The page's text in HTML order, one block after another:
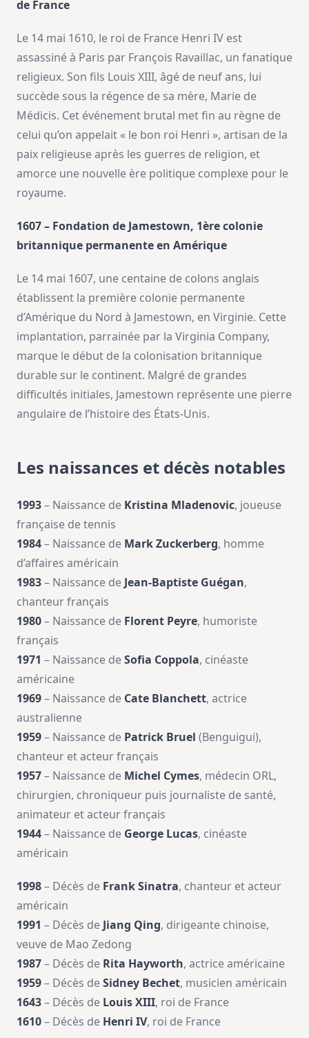
de France
Le 14 mai 1610, le roi de France Henri IV est
assassiné à Paris par François Ravaillac, un fanatique
religieux. Son fils Louis XIII, âgé de neuf ans, lui
succède sous la régence de sa mère, Marie de
Médicis. Cet événement brutal met fin au règne de
celui qu’on appelait « le bon roi Henri », artisan de la
paix religieuse après les guerres de religion, et
amorce une nouvelle ère politique complexe pour le
royaume.
1607 – Fondation de Jamestown, 1ère colonie
britannique permanente en Amérique
Le 14 mai 1607, une centaine de colons anglais
établissent la première colonie permanente
d’Amérique du Nord à Jamestown, en Virginie. Cette
implantation, parrainée par la Virginia Company,
marque le début de la colonisation britannique
durable sur le continent. Malgré de grandes
difficultés initiales, Jamestown représente une pierre
angulaire de l’histoire des États-Unis.
Les naissances et décès notables
1993– Naissance de Kristina Mladenovic, joueuse
française de tennis
1984– Naissance de Mark Zuckerberg, homme
d’affaires américain
1983– Naissance de Jean-Baptiste Guégan,
chanteur français
1980– Naissance de Florent Peyre, humoriste
français
1971 – Naissance deSofia Coppola, cinéaste
américaine
1969– Naissance de Cate Blanchett, actrice
australienne
1959– Naissance de Patrick Bruel (Benguigui),
chanteur et acteur français
1957– Naissance de Michel Cymes, médecin ORL,
chirurgien, chroniqueur puis journaliste de santé,
animateur et acteur français
1944– Naissance de George Lucas, cinéaste
américain
1998– Décès de Frank Sinatra, chanteur et acteur
américain
1991 – Décès de Jiang Qing, dirigeante chinoise,
veuve de Mao Zedong
1987– Décès de Rita Hayworth, actrice américaine
1959– Décès deSidney Bechet, musicien américain
1643– Décès de Louis XIII, roi de France
1610– Décès de Henri IV, roi de France